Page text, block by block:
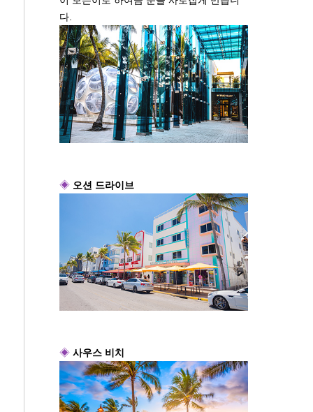
다.
◈ 오션 드라이브
◈ 사우스 비치